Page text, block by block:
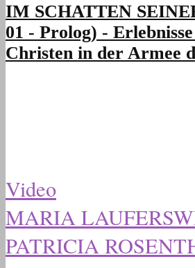
IM SCHATTEN
01 - Prolog) -
Christen in der Armee
Video
MARIA
PATRICIA